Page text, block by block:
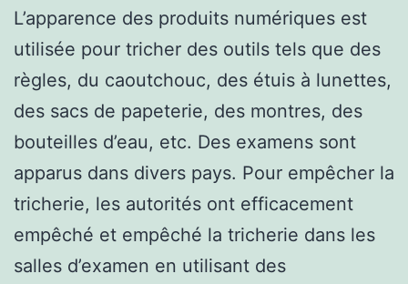
L’apparence des produits numériques est
utilisée pour tricher des outils tels que des
règles, du caoutchouc, des étuis à lunettes,
des sacs de papeterie, des montres, des
bouteilles d’eau, etc. Des examens sont
apparus dans divers pays. Pour empêcher la
tricherie, les autorités ont efficacement
empêché et empêché la tricherie dans les
salles d’examen en utilisant des